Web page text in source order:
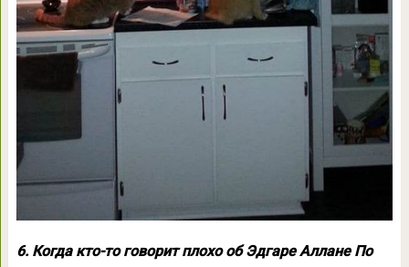
6. Когда кто-то говорит плохо об Эдгаре Аллане По